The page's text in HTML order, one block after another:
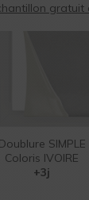
Doublure SIMPLE
Coloris IVOIRE
+3j